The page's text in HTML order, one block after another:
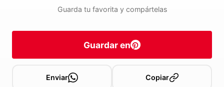
Guarda tu favorita y compártelas
Guardar en
Enviar Copiar